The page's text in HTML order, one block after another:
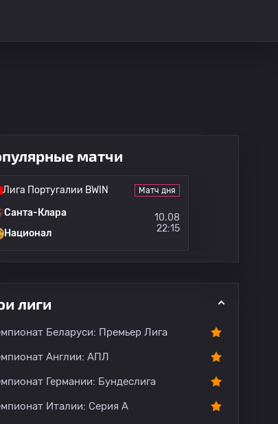
матчи
Лига Португалии BWIN Матч дня
Санта-Клара
Национал
10.08
22:15
лиги
Беларуси: Премьер Лига
Англии: АПЛ
Германии: Бундеслига
Италии: Серия А